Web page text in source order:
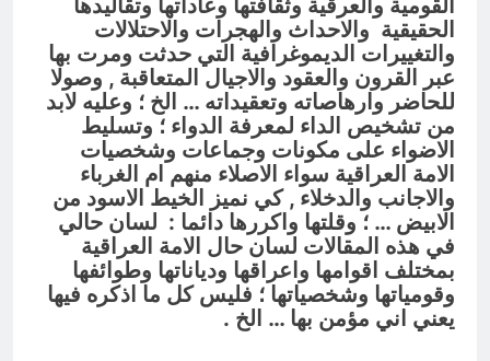
القومية والعرقية وثقافتها وعاداتها وتقاليدها
الحقيقية والاحداث والهجرات والاحتلالات
والتغييرات الديموغرافية التي حدثت ومرت بها
عبر القرون والعقود والاجيال المتعاقبة , وصولا
للحاضر وارهاصاته وتعقيداته … الخ ؛ وعليه لابد
من تشخيص الداء لمعرفة الدواء ؛ وتسليط
الاضواء على مكونات وجماعات وشخصيات
الامة العراقية سواء الاصلاء منهم ام الغرباء
والاجانب والدخلاء , كي نميز الخيط الاسود من
الابيض … ؛ وقلتها واكررها دائما : لسان حالي
في هذه المقالات لسان حال الامة العراقية
بمختلف اقوامها واعراقها ودياناتها وطوائفها
وقومياتها وشخصياتها ؛ فليس كل ما اذكره فيها
يعني اني مؤمن بها … الخ .